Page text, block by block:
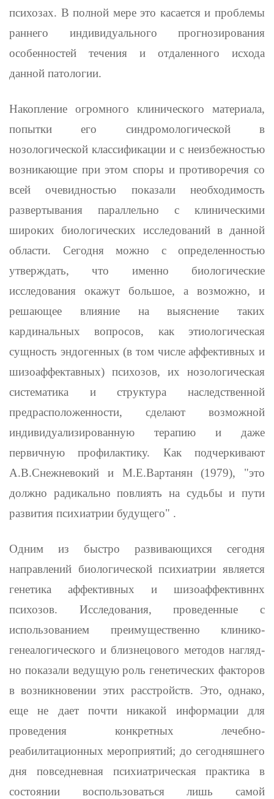
психозах. В полной мере это касается и проблемы
раннего индивидуального прогнозирования
особенностей течения и отдаленного исхода
данной патологии.
Накопление огромного клинического материала,
попытки его синдромологической в
нозологической классификации и с неизбеж­ностью
возникающие при этом споры и противоречия со
всей очевид­ностью показали необходимость
развертывания параллельно с клини­ческими
широких биологических исследований в данной
области. Сегодня можно с определенностью
утверждать, что именно биологи­ческие
исследования окажут большое, а возможно, и
решающее влияние на выяснение таких
кардинальных вопросов, как этиологи­ческая
сущность эндогенных (в том числе аффективных и
шизоаф­фектавных) психозов, их нозологическая
систематика и структура наследственной
предрасположенности, сделают возможной
индивиду­ализированную терапию и даже
первичную профилактику. Как под­черкивают
А.В.Снежневокий и М.Е.Вартанян (1979), "это
должно радикально повлиять на судьбы и пути
развития психиатрии буду­щего" .
Одним из быстро развивающихся сегодня
направлений биологи­ческой психиатрии является
генетика аффективных и шизоаффективннх
психозов. Исследования, проведенные с
использованием преиму­щественно клинико-
генеалогического и близнецового методов нагляд­
но показали ведущую роль генетических факторов
в возникновении этих расстройств. Это, однако,
еще не дает почти никакой инфор­мации для
проведения конкретных лечебно-
реабилитационных меро­приятий; до сегодняшнего
дня повседневная психиатрическая прак­тика в
состоянии воспользоваться лишь самой